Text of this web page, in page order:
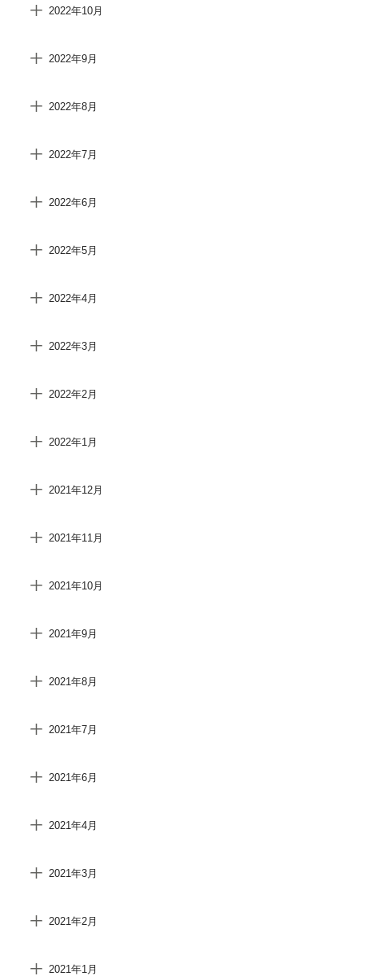
2022年10月
2022年9月
2022年8月
2022年7月
2022年6月
2022年5月
2022年4月
2022年3月
2022年2月
2022年1月
2021年12月
2021年11月
2021年10月
2021年9月
2021年8月
2021年7月
2021年6月
2021年4月
2021年3月
2021年2月
2021年1月